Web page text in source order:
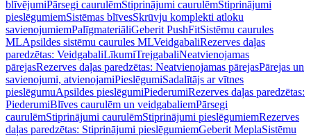
blīvējumiPārsegi caurulēmStiprinājumi caurulēmStiprinājumi
pieslēgumiemSistēmas blīvesSkrūvju komplekti atloku
savienojumiemPalīgmateriāliGeberit PushFitSistēmu caurules
MLApsildes sistēmu caurules MLVeidgabaliRezerves daļas
paredzētas: VeidgabaliLīkumiTrejgabaliNeatvienojamas
pārejasRezerves daļas paredzētas: Neatvienojamas pārejasPārejas un
savienojumi, atvienojamiPieslēgumiSadalītājs ar vītnes
pieslēgumuApsildes pieslēgumiPiederumiRezerves daļas paredzētas:
PiederumiBlīves caurulēm un veidgabaliemPārsegi
caurulēmStiprinājumi caurulēmStiprinājumi pieslēgumiemRezerves
daļas paredzētas: Stiprinājumi pieslēgumiemGeberit MeplaSistēmu